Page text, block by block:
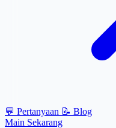
💬 Pertanyaan 📝 Blog
Main Sekarang